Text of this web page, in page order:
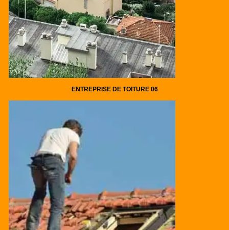
ENTREPRISE DE TOITURE 06